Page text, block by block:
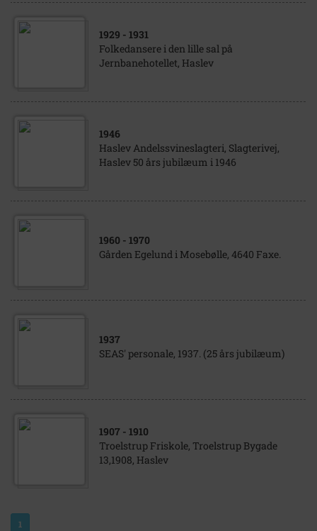
1929 - 1931
Folkedansere i den lille sal på
Jernbanehotellet, Haslev
1946
Haslev Andelssvineslagteri, Slagterivej,
Haslev 50 års jubilæum i 1946
1960 - 1970
Gården Egelund i Mosebølle, 4640 Faxe.
1937
SEAS' personale, 1937. (25 års jubilæum)
1907 - 1910
Troelstrup Friskole, Troelstrup Bygade
13,1908, Haslev
1